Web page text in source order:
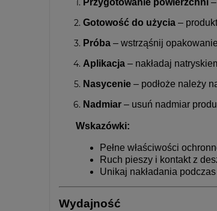
Przygotowanie powierzchni
Gotowość do użycia –
Próba – wstrząśnij
Aplikacja – nakładaj
Nasycenie – podłoże należy
Nadmiar – usuń nadmiar
Wskazówki:
Pełne właściwości
Ruch pieszy i kontakt z
Unikaj nakładania
Wydajność